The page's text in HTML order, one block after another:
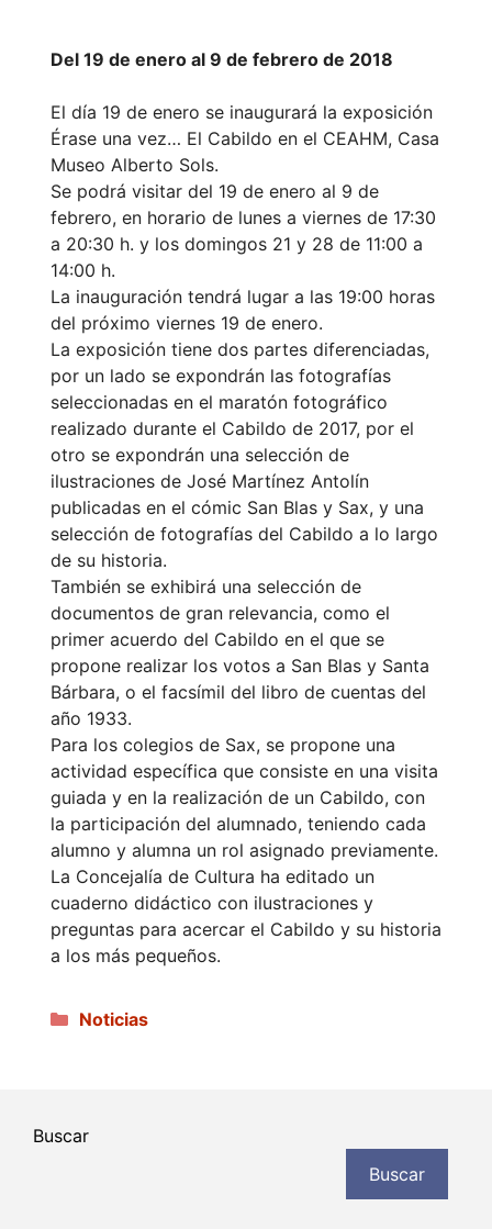
Del 19 de enero al 9 de febrero de 2018
El día 19 de enero se inaugurará la exposición
Érase una vez… El Cabildo en el CEAHM, Casa
Museo Alberto Sols.
Se podrá visitar del 19 de enero al 9 de
febrero, en horario de lunes a viernes de 17:30
a 20:30 h. y los domingos 21 y 28 de 11:00 a
14:00 h.
La inauguración tendrá lugar a las 19:00 horas
del próximo viernes 19 de enero.
La exposición tiene dos partes diferenciadas,
por un lado se expondrán las fotografías
seleccionadas en el maratón fotográfico
realizado durante el Cabildo de 2017, por el
otro se expondrán una selección de
ilustraciones de José Martínez Antolín
publicadas en el cómic San Blas y Sax, y una
selección de fotografías del Cabildo a lo largo
de su historia.
También se exhibirá una selección de
documentos de gran relevancia, como el
primer acuerdo del Cabildo en el que se
propone realizar los votos a San Blas y Santa
Bárbara, o el facsímil del libro de cuentas del
año 1933.
Para los colegios de Sax, se propone una
actividad específica que consiste en una visita
guiada y en la realización de un Cabildo, con
la participación del alumnado, teniendo cada
alumno y alumna un rol asignado previamente.
La Concejalía de Cultura ha editado un
cuaderno didáctico con ilustraciones y
preguntas para acercar el Cabildo y su historia
a los más pequeños.
Categorías
Noticias
Buscar
Buscar